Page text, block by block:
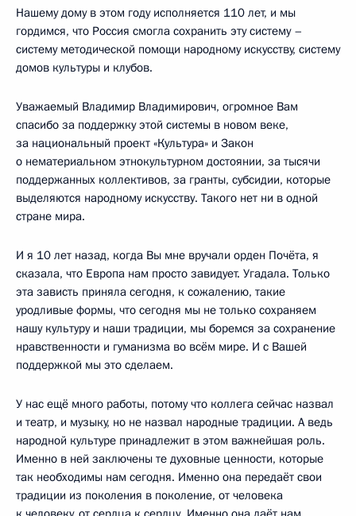
Нашему дому в этом году исполняется 110 лет, и мы
гордимся, что Россия смогла сохранить эту систему –
систему методической помощи народному искусству, систему
домов культуры и клубов.
Уважаемый Владимир Владимирович, огромное Вам
спасибо за поддержку этой системы в новом веке,
за национальный проект «Культура» и Закон
о нематериальном этнокультурном достоянии, за тысячи
поддержанных коллективов, за гранты, субсидии, которые
выделяются народному искусству. Такого нет ни в одной
стране мира.
И я 10 лет назад, когда Вы мне вручали орден Почёта, я
сказала, что Европа нам просто завидует. Угадала. Только
эта зависть приняла сегодня, к сожалению, такие
уродливые формы, что сегодня мы не только сохраняем
нашу культуру и наши традиции, мы боремся за сохранение
нравственности и гуманизма во всём мире. И с Вашей
поддержкой мы это сделаем.
У нас ещё много работы, потому что коллега сейчас назвал
и театр, и музыку, но не назвал народные традиции. А ведь
народной культуре принадлежит в этом важнейшая роль.
Именно в ней заключены те духовные ценности, которые
так необходимы нам сегодня. Именно она передаёт свои
традиции из поколения в поколение, от человека